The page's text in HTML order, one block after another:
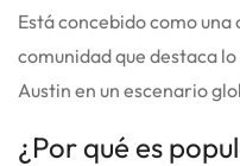
Está concebido como
comunidad que destaca
Austin en un escenario
¿Por qué es